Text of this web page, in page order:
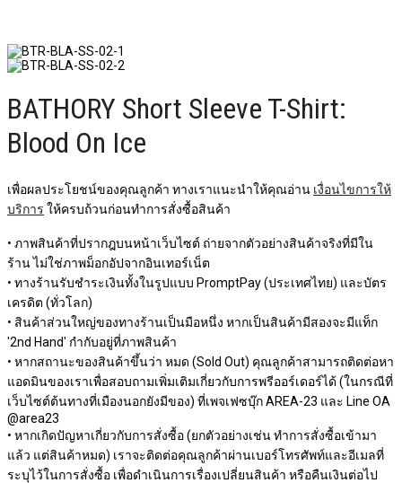
BATHORY Short Sleeve T-Shirt:
Blood On Ice
เพื่อผลประโยชน์ของคุณลูกค้า ทางเราแนะนำให้คุณอ่าน เงื่อนไขการให้
บริการ ให้ครบถ้วนก่อนทำการสั่งซื้อสินค้า
• ภาพสินค้าที่ปรากฎบนหน้าเว็บไซต์ ถ่ายจากตัวอย่างสินค้าจริงที่มีใน
ร้าน ไม่ใช่ภาพม็อกอัปจากอินเทอร์เน็ต
• ทางร้านรับชำระเงินทั้งในรูปแบบ PromptPay (ประเทศไทย) และบัตร
เครดิต (ทั่วโลก)
• สินค้าส่วนใหญ่ของทางร้านเป็นมือหนึ่ง หากเป็นสินค้ามีสองจะมีแท็ก
'2nd Hand' กำกับอยู่ที่ภาพสินค้า
• หากสถานะของสินค้าขึ้นว่า หมด (Sold Out) คุณลูกค้าสามารถติดต่อหา
แอดมินของเราเพื่อสอบถามเพิ่มเติมเกี่ยวกับการพรีออร์เดอร์ได้ (ในกรณีที่
เว็บไซต์ต้นทางที่เมืองนอกยังมีของ) ที่เพจเฟซบุ๊ก AREA-23 และ Line OA
@area23
• หากเกิดปัญหาเกี่ยวกับการสั่งซื้อ (ยกตัวอย่างเช่น ทำการสั่งซื้อเข้ามา
แล้ว แต่สินค้าหมด) เราจะติดต่อคุณลูกค้าผ่านเบอร์โทรศัพท์และอีเมลที่
ระบุไว้ในการสั่งซื้อ เพื่อดำเนินการเรื่องเปลี่ยนสินค้า หรือคืนเงินต่อไป